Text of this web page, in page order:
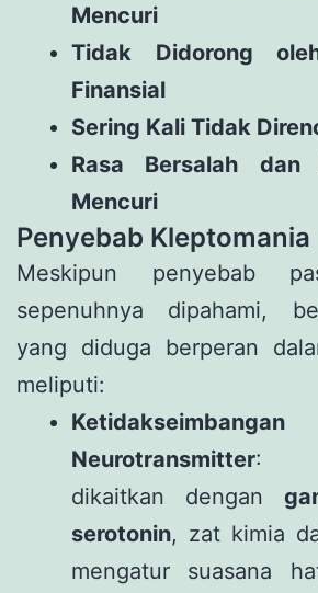
Mencuri
Tidak Didorong
Finansial
Sering Kali Tidak
Rasa Bersalah dan
Mencuri
Penyebab Kleptomania
Meskipun penyebab
sepenuhnya dipahami,
yang diduga berperan
meliputi:
Ketidakseimbangan
Neurotransmitter:
dikaitkan dengan
serotonin, zat kimia
mengatur suasana